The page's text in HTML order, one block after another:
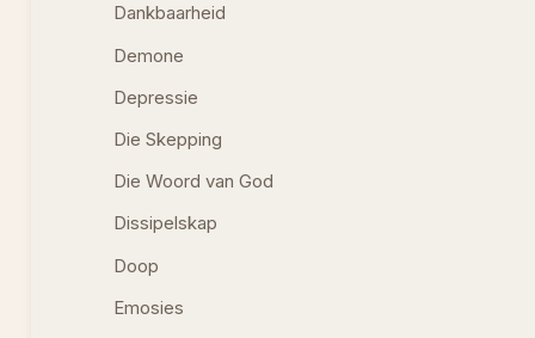
Dankbaarheid
Demone
Depressie
Die Skepping
Die Woord van God
Dissipelskap
Doop
Emosies